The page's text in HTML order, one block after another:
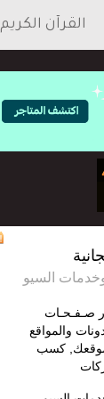
القرآن الكريم
صـفـحـات
والمواقع
موقعك, كسب